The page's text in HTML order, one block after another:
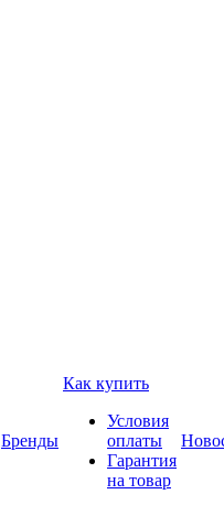
Бренды
Как купить
Условия
оплаты
Гарантия
на товар